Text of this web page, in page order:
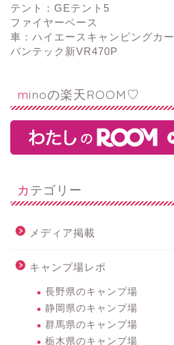
テント：GEテント5
ファイヤーベース
車：ハイエースキャンピングカー
バンテック新VR470P
minoの楽天ROOM♡
カテゴリー
メディア掲載
キャンプ場レポ
長野県のキャンプ場
静岡県のキャンプ場
群馬県のキャンプ場
栃木県のキャンプ場